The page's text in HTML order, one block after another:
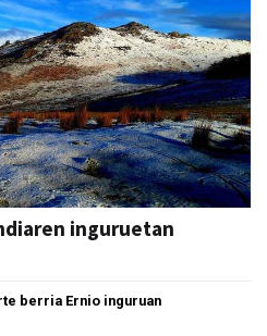
inguruetan
berria Ernio inguruan